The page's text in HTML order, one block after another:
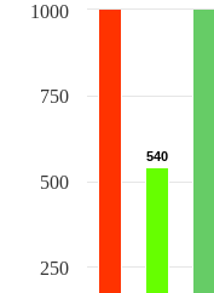
540
540
250
500
750
1000